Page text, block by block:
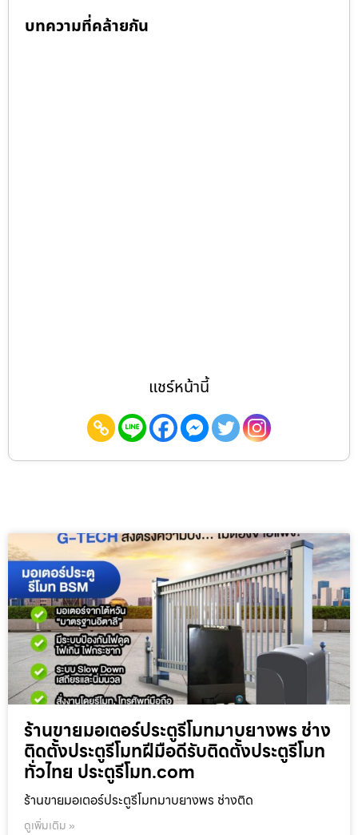
บทความที่คล้ายกัน
แชร์หน้านี้
ร้านขายมอเตอร์ประตูรีโมทมาบยางพร ช่าง
ติดตั้งประตูรีโมทฝีมือดีรับติดตั้งประตูรีโมท
ทั่วไทย ประตูรีโมท.com
ร้านขายมอเตอร์ประตูรีโมทมาบยางพร ช่างติด
ดูเพิ่มเติม »